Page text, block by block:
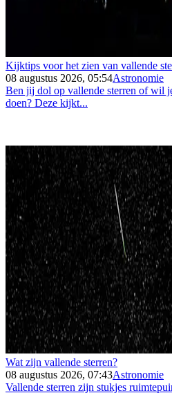
Kijktips voor het zien van vallende
08 augustus 2026, 05:54Astronomie
Ben jij dol op vallende sterren of wil
doen? Deze kijkt...
Wat zijn vallende sterren?
08 augustus 2026, 07:43Astronomie
Vallende sterren zijn stukjes